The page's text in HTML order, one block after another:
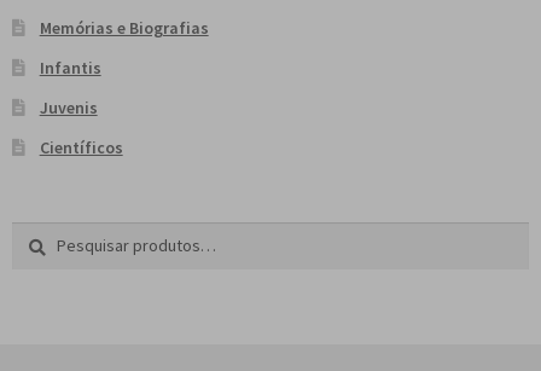
Memórias e Biografias
Infantis
Juvenis
Científicos
Pesquisar